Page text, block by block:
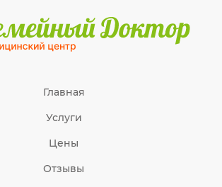
Главная
Услуги
Цены
Отзывы